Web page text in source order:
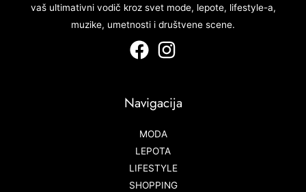
vaš ultimativni vodič kroz svet mode, lepote, lifestyle-a,
muzike, umetnosti i društvene scene.
Navigacija
MODA
LEPOTA
LIFESTYLE
SHOPPING